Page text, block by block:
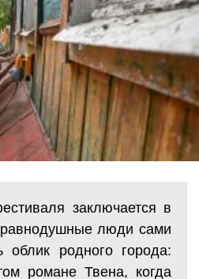
заключается в
люди сами
облик родного города:
романе Твена, когда